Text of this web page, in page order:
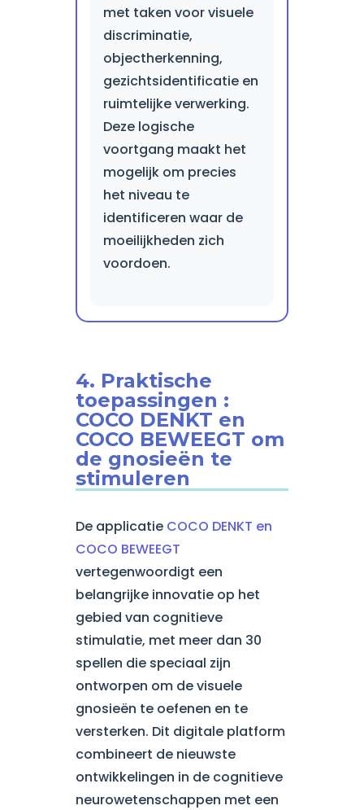
met taken voor visuele
discriminatie,
objectherkenning,
gezichtsidentificatie en
ruimtelijke verwerking.
Deze logische
voortgang maakt het
mogelijk om precies
het niveau te
identificeren waar de
moeilijkheden zich
voordoen.
4. Praktische
toepassingen :
COCO DENKT en
COCO BEWEEGT om
de gnosieën te
stimuleren
De applicatie COCO DENKT en
COCO BEWEEGT
vertegenwoordigt een
belangrijke innovatie op het
gebied van cognitieve
stimulatie, met meer dan 30
spellen die speciaal zijn
ontworpen om de visuele
gnosieën te oefenen en te
versterken. Dit digitale platform
combineert de nieuwste
ontwikkelingen in de cognitieve
neurowetenschappen met een